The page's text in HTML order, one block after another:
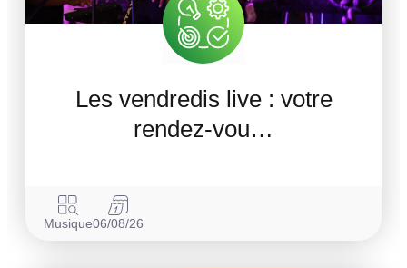
Les vendredis live : votre
rendez-vou…
Musique06/08/26